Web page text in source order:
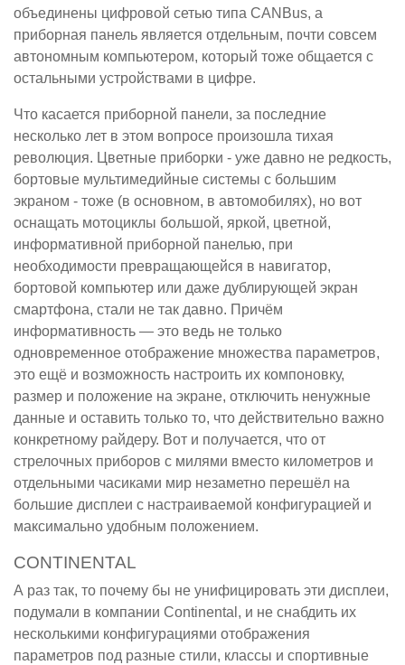
объединены цифровой сетью типа CANBus, а
приборная панель является отдельным, почти совсем
автономным компьютером, который тоже общается с
остальными устройствами в цифре.
Что касается приборной панели, за последние
несколько лет в этом вопросе произошла тихая
революция. Цветные приборки - уже давно не редкость,
бортовые мультимедийные системы с большим
экраном - тоже (в основном, в автомобилях), но вот
оснащать мотоциклы большой, яркой, цветной,
информативной приборной панелью, при
необходимости превращающейся в навигатор,
бортовой компьютер или даже дублирующей экран
смартфона, стали не так давно. Причём
информативность — это ведь не только
одновременное отображение множества параметров,
это ещё и возможность настроить их компоновку,
размер и положение на экране, отключить ненужные
данные и оставить только то, что действительно важно
конкретному райдеру. Вот и получается, что от
стрелочных приборов с милями вместо километров и
отдельными часиками мир незаметно перешёл на
большие дисплеи с настраиваемой конфигурацией и
максимально удобным положением.
CONTINENTAL
А раз так, то почему бы не унифицировать эти дисплеи,
подумали в компании Continental, и не снабдить их
несколькими конфигурациями отображения
параметров под разные стили, классы и спортивные